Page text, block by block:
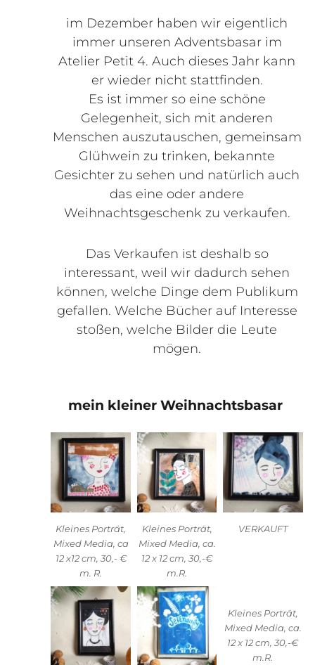
im Dezember haben wir eigentlich
immer unseren Adventsbasar im
Atelier Petit 4. Auch dieses Jahr kann
er wieder nicht stattfinden.
Es ist immer so eine schöne
Gelegenheit, sich mit anderen
Menschen auszutauschen, gemeinsam
Glühwein zu trinken, bekannte
Gesichter zu sehen und natürlich auch
das eine oder andere
Weihnachtsgeschenk zu verkaufen.
Das Verkaufen ist deshalb so
interessant, weil wir dadurch sehen
können, welche Dinge dem Publikum
gefallen. Welche Bücher auf Interesse
stoßen, welche Bilder die Leute
mögen.
mein kleiner Weihnachtsbasar
Kleines Porträt,
Mixed Media, ca
12 x12 cm, 30,- €
m. R.
Kleines Porträt,
Mixed Media, ca.
12 x 12 cm, 30,-€
m.R.
VERKAUFT
Kleines Porträt,
Mixed Media, ca.
12 x 12 cm, 30,-€
m.R.